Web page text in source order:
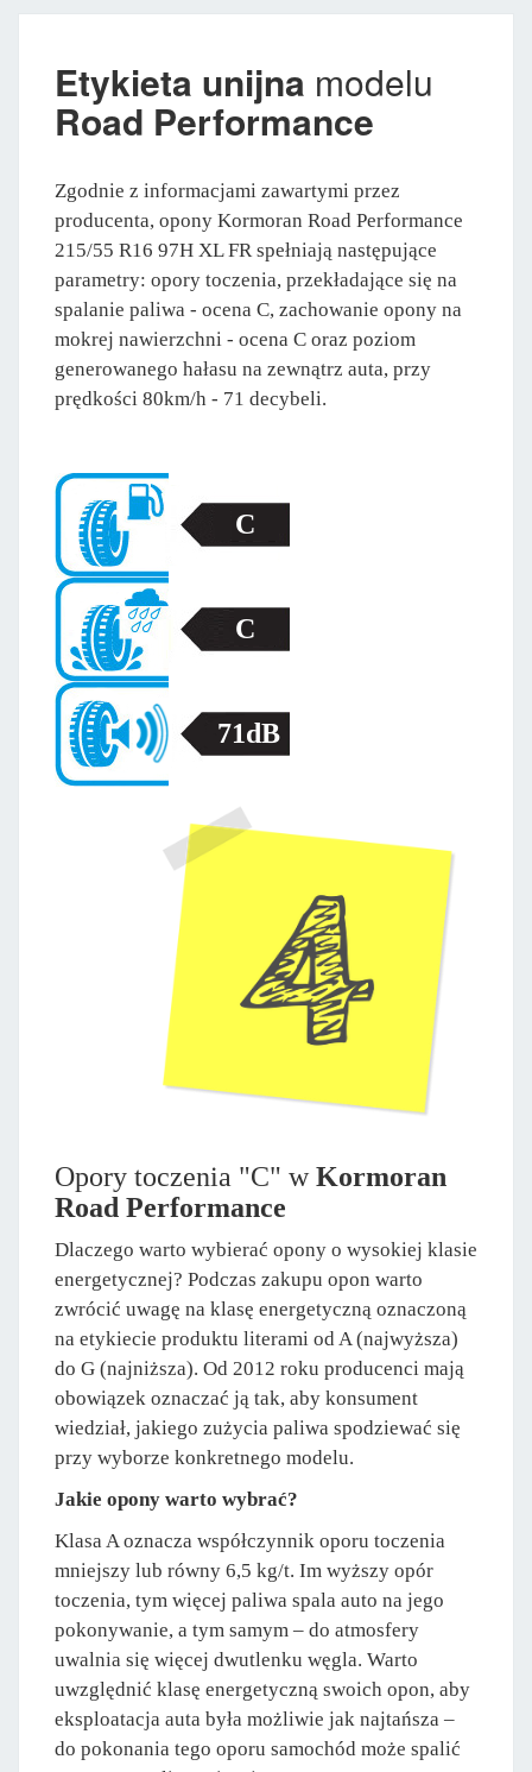
Etykieta unijna modelu
Road Performance
Zgodnie z informacjami zawartymi przez
producenta, opony Kormoran Road Performance
215/55 R16 97H XL FR spełniają następujące
parametry: opory toczenia, przekładające się na
spalanie paliwa - ocena C, zachowanie opony na
mokrej nawierzchni - ocena C oraz poziom
generowanego hałasu na zewnątrz auta, przy
prędkości 80km/h - 71 decybeli.
C
C
71dB
Opory toczenia "C" wKormoran
Road Performance
Dlaczego warto wybierać opony o wysokiej klasie
energetycznej? Podczas zakupu opon warto
zwrócić uwagę na klasę energetyczną oznaczoną
na etykiecie produktu literami od A (najwyższa)
do G (najniższa). Od 2012 roku producenci mają
obowiązek oznaczać ją tak, aby konsument
wiedział, jakiego zużycia paliwa spodziewać się
przy wyborze konkretnego modelu.
Jakie opony warto wybrać?
Klasa A oznacza współczynnik oporu toczenia
mniejszy lub równy 6,5 kg/t. Im wyższy opór
toczenia, tym więcej paliwa spala auto na jego
pokonywanie, a tym samym – do atmosfery
uwalnia się więcej dwutlenku węgla. Warto
uwzględnić klasę energetyczną swoich opon, aby
eksploatacja auta była możliwie jak najtańsza –
do pokonania tego oporu samochód może spalić